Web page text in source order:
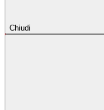
Chiudi